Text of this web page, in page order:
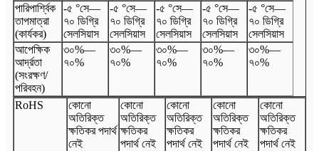
পারিপার্শ্বিক
তাপমাত্রা
(কার্যকর)
-৫ °সে—
৭০ ডিগ্রি
সেলসিয়াস
-৫ °সে—
৭০ ডিগ্রি
সেলসিয়াস
-৫ °সে—
৭০ ডিগ্রি
সেলসিয়াস
-৫ °সে—
৭০ ডিগ্রি
সেলসিয়াস
-৫ °সে—
৭০ ডিগ্রি
সেলসিয়াস
আপেক্ষিক
আর্দ্রতা
(সংরক্ষণ/
পরিবহন)
৩০%—
৭০%
৩০%—
৭০%
৩০%—
৭০%
৩০%—
৭০%
৩০%—
৭০%
RoHS
কোনো
অতিরিক্ত
ক্ষতিকর পদার্থ
নেই
কোনো
অতিরিক্ত
ক্ষতিকর
পদার্থ নেই
কোনো
অতিরিক্ত
ক্ষতিকর
পদার্থ নেই
কোনো
অতিরিক্ত
ক্ষতিকর
পদার্থ নেই
কোনো
অতিরিক্ত
ক্ষতিকর
পদার্থ নেই